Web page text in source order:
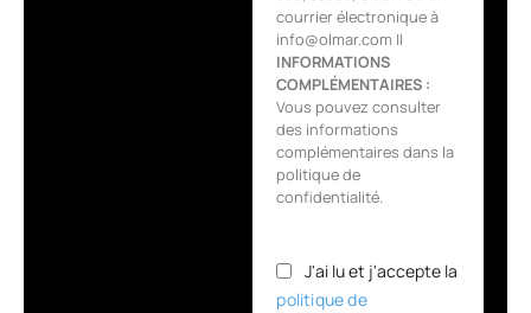
courrier électronique à
info@olmar.com ||
INFORMATIONS
COMPLÉMENTAIRES :
Vous pouvez consulter
des informations
complémentaires dans la
politique de
confidentialité.
J'ai lu et j'accepte la
politique de